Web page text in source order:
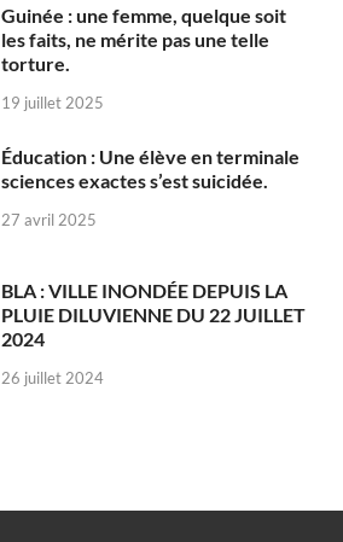
Guinée : une femme, quelque soit
les faits, ne mérite pas une telle
torture.
19 juillet 2025
Éducation : Une élève en terminale
sciences exactes s’est suicidée.
27 avril 2025
BLA : VILLE INONDÉE DEPUIS LA
PLUIE DILUVIENNE DU 22 JUILLET
2024
26 juillet 2024